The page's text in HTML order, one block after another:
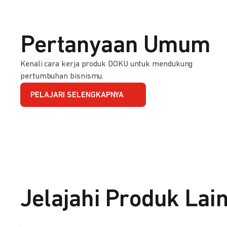
Pertanyaan Umum
Kenali cara kerja produk DOKU untuk mendukung
pertumbuhan bisnismu.
PELAJARI SELENGKAPNYA
Jelajahi Produk